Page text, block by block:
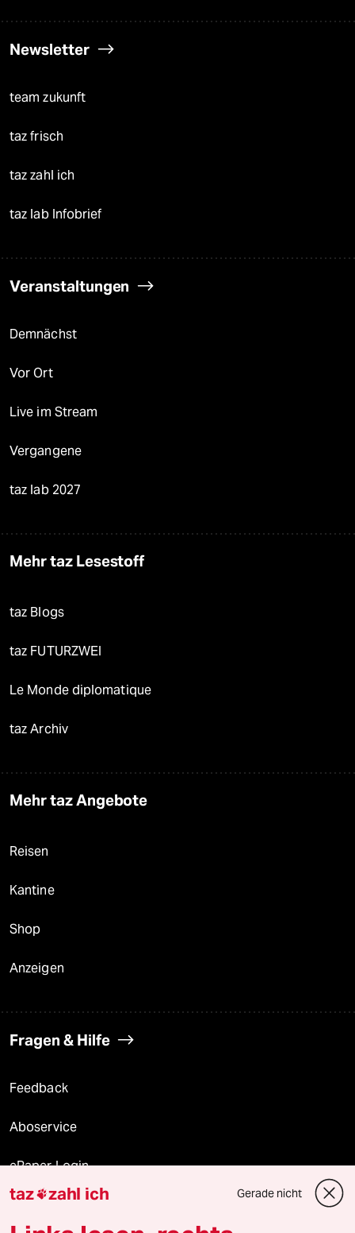
Newsletter
team zukunft
taz frisch
taz zahl ich
taz lab Infobrief
Veranstaltungen
Demnächst
Vor Ort
Live im Stream
Vergangene
taz lab 2027
Mehr taz Lesestoff
taz Blogs
taz FUTURZWEI
Le Monde diplomatique
taz Archiv
Mehr taz Angebote
Reisen
Kantine
Shop
Anzeigen
Fragen & Hilfe
Feedback
Aboservice
ePaper Login
Downloads für Abonnierende
taz zahl ich Gerade nicht